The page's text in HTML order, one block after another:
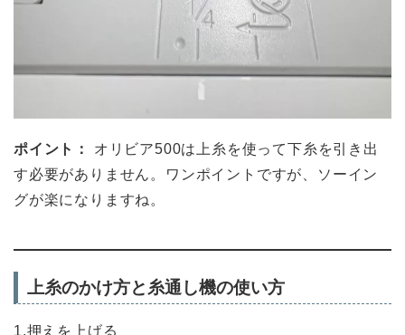
ポイント：
オリビア500は上糸を使って下糸を引き出
す必要がありません。ワンポイントですが、ソーイン
グが楽になりますね。
上糸のかけ方と糸通し機の使い方
1.押えを上げる